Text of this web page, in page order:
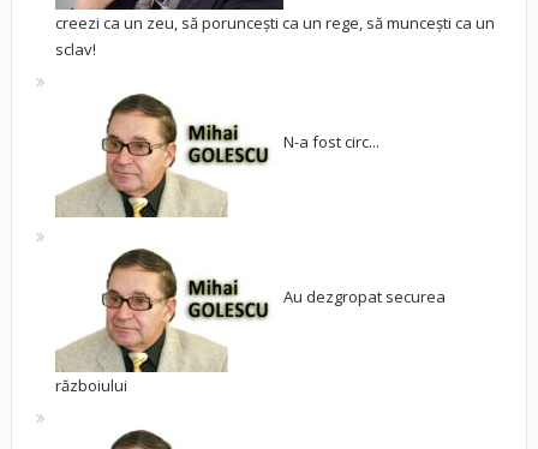
creezi ca un zeu, să poruncești ca un rege, să muncești ca un
sclav!
N-a fost circ...
Au dezgropat securea
războiului